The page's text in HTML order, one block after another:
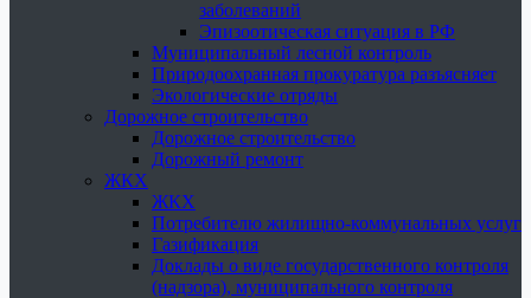
заболеваний
Эпизоотическая ситуация в РФ
Муниципальный лесной контроль
Природоохранная прокуратура разъясняет
Экологические отряды
Дорожное строительство
Дорожное строительство
Дорожный ремонт
ЖКХ
ЖКХ
Потребителю жилищно-коммунальных услуг
Газификация
Доклады о виде государственного контроля
(надзора), муниципального контроля